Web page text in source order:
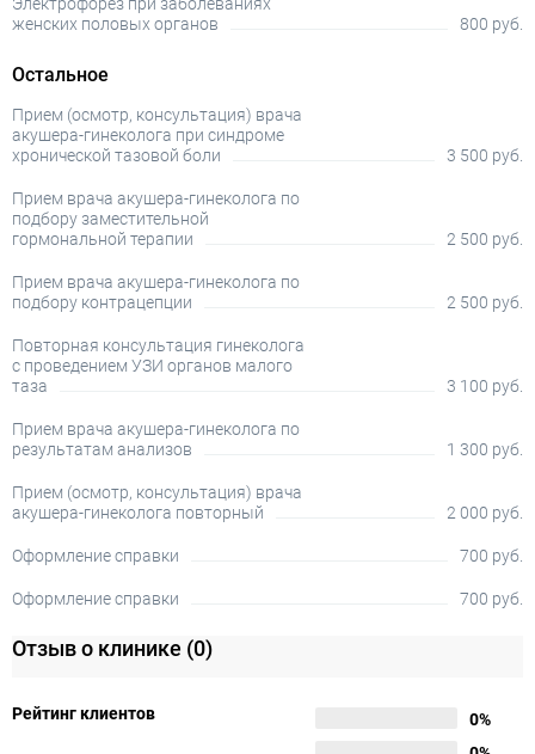
женских половых органов
800 руб.
Остальное
Прием (осмотр, консультация) врача
акушера-гинеколога при синдроме
хронической тазовой боли
3 500 руб.
Прием врача акушера-гинеколога по
подбору заместительной
гормональной терапии
2 500 руб.
Прием врача акушера-гинеколога по
подбору контрацепции
2 500 руб.
Повторная консультация гинеколога
с проведением УЗИ органов малого
таза
3 100 руб.
Прием врача акушера-гинеколога по
результатам анализов
1 300 руб.
Прием (осмотр, консультация) врача
акушера-гинеколога повторный
2 000 руб.
Оформление справки 700 руб.
Оформление справки 700 руб.
Отзыв о клинике (0)
Рейтинг клиентов
0%